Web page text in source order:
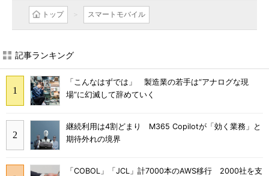
トップ スマートモバイル
記事ランキング
「こんなはずでは」 製造業の若手は“アナログな現
場”に幻滅して辞めていく
継続利用は4割どまり M365 Copilotが「効く業務」と
期待外れの境界
「COBOL」「JCL」計7000本のAWS移行 2000社を支